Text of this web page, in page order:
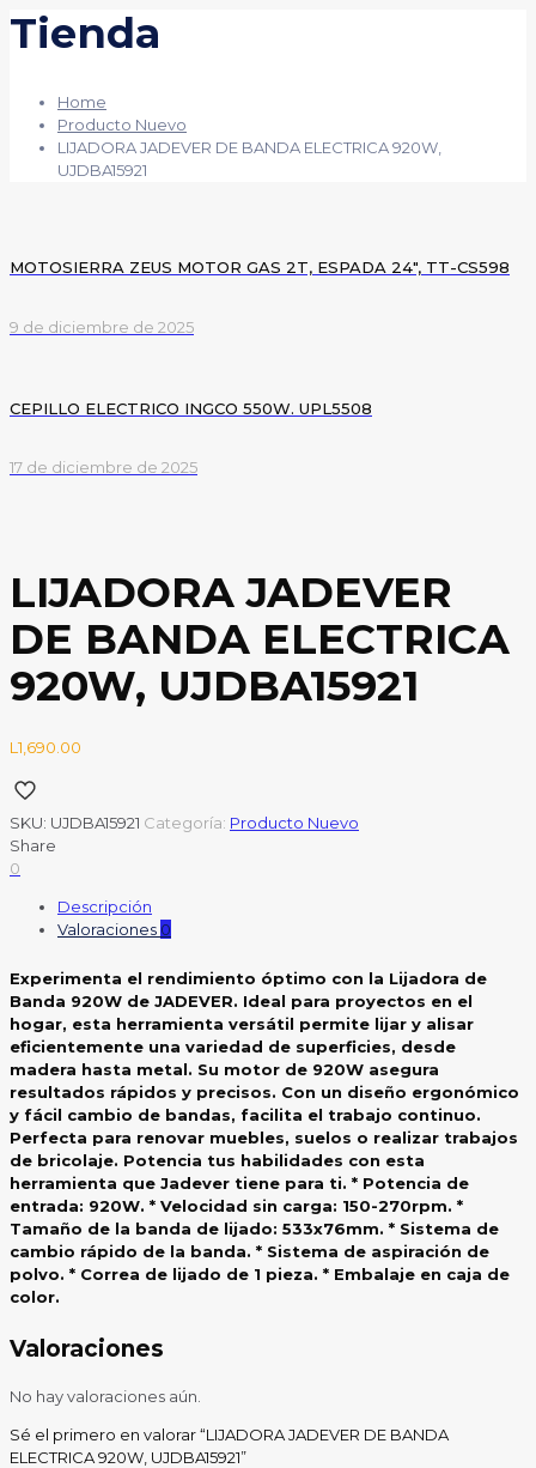
Tienda
Home
Producto Nuevo
LIJADORA JADEVER DE BANDA ELECTRICA 920W,
UJDBA15921
MOTOSIERRA ZEUS MOTOR GAS 2T, ESPADA 24″, TT-CS598
9 de diciembre de 2025
CEPILLO ELECTRICO INGCO 550W. UPL5508
17 de diciembre de 2025
LIJADORA JADEVER
DE BANDA ELECTRICA
920W, UJDBA15921
L1,690.00
SKU: UJDBA15921 Categoría: Producto Nuevo
Share
0
Descripción
Valoraciones 0
Experimenta el rendimiento óptimo con la Lijadora de
Banda 920W de JADEVER. Ideal para proyectos en el
hogar, esta herramienta versátil permite lijar y alisar
eficientemente una variedad de superficies, desde
madera hasta metal. Su motor de 920W asegura
resultados rápidos y precisos. Con un diseño ergonómico
y fácil cambio de bandas, facilita el trabajo continuo.
Perfecta para renovar muebles, suelos o realizar trabajos
de bricolaje. Potencia tus habilidades con esta
herramienta que Jadever tiene para ti. * Potencia de
entrada: 920W. * Velocidad sin carga: 150-270rpm. *
Tamaño de la banda de lijado: 533x76mm. * Sistema de
cambio rápido de la banda. * Sistema de aspiración de
polvo. * Correa de lijado de 1 pieza. * Embalaje en caja de
color.
Valoraciones
No hay valoraciones aún.
Sé el primero en valorar “LIJADORA JADEVER DE BANDA
ELECTRICA 920W, UJDBA15921”